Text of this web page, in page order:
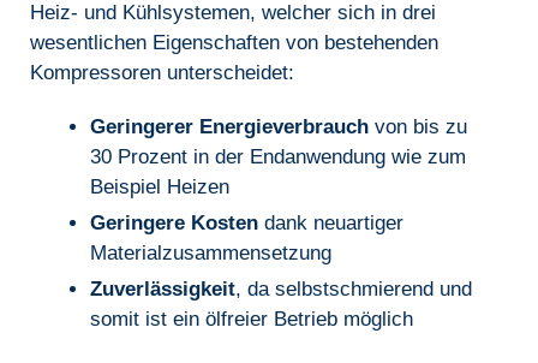
Heiz- und Kühlsystemen, welcher sich in drei
wesentlichen Eigenschaften von bestehenden
Kompressoren unterscheidet:
Geringerer Energieverbrauch von bis zu
30 Prozent in der Endanwendung wie zum
Beispiel Heizen
Geringere Kosten dank neuartiger
Materialzusammensetzung
Zuverlässigkeit, da selbstschmierend und
somit ist ein ölfreier Betrieb möglich